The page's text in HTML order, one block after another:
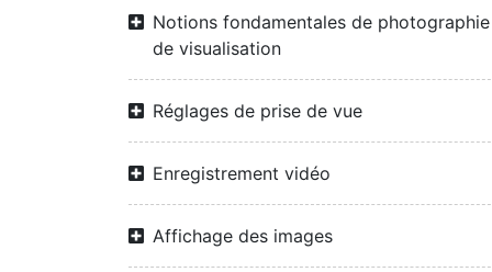
Notions fondamentales de
de visualisation
Réglages de prise de vue
Enregistrement vidéo
Affichage des images